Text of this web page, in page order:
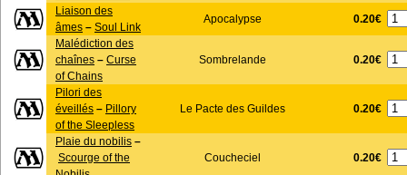
Liaison des
âmes – Soul Link
Apocalypse 0.20€
Malédiction des
chaînes – Curse
of Chains
Sombrelande 0.20€
Pilori des
éveillés – Pillory
of the Sleepless
Le Pacte des Guildes 0.20€
Plaie du nobilis –
Scourge of the
Coucheciel 0.20€